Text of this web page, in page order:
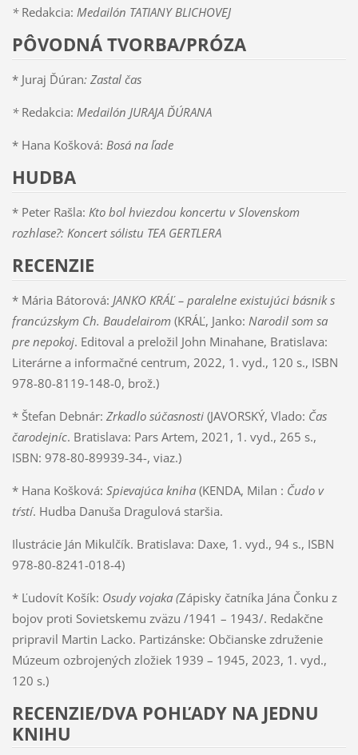
*Redakcia: Medailón TATIANY BLICHOVEJ
PÔVODNÁ TVORBA/PRÓZA
* Juraj Ďúran: Zastal čas
*Redakcia: Medailón JURAJA ĎÚRANA
* Hana Košková: Bosá na ľade
HUDBA
* Peter Rašla: Kto bol hviezdou koncertu v Slovenskom
rozhlase?: Koncert sólistu TEA GERTLERA
RECENZIE
* Mária Bátorová: JANKO KRÁĽ – paralelne existujúci básnik s
francúzskym Ch. Baudelairom (KRÁĽ, Janko: Narodil som sa
pre nepokoj. Editoval a preložil John Minahane, Bratislava:
Literárne a informačné centrum, 2022, 1. vyd., 120 s., ISBN
978-80-8119-148-0, brož.)
* Štefan Debnár: Zrkadlo súčasnosti(JAVORSKÝ, Vlado: Čas
čarodejníc. Bratislava: Pars Artem, 2021, 1. vyd., 265 s.,
ISBN: 978-80-89939-34-, viaz.)
* Hana Košková: Spievajúca kniha (KENDA, Milan : Čudo v
tŕstí. Hudba Danuša Dragulová staršia.
Ilustrácie Ján Mikulčík. Bratislava: Daxe, 1. vyd., 94 s., ISBN
978-80-8241-018-4)
* Ľudovít Košík: Osudy vojaka (Zápisky čatníka Jána Čonku z
bojov proti Sovietskemu zväzu /1941 – 1943/. Redakčne
pripravil Martin Lacko. Partizánske: Občianske združenie
Múzeum ozbrojených zložiek 1939 – 1945, 2023, 1. vyd.,
120 s.)
RECENZIE/DVA POHĽADY NA JEDNU
KNIHU